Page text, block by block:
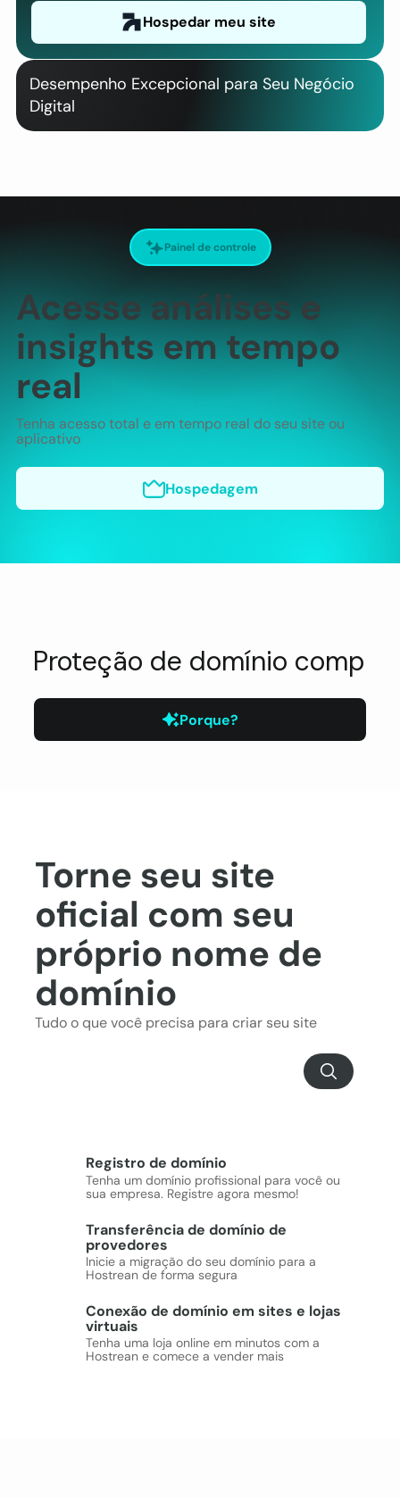
Hospedar meu site
Desempenho Excepcional para Seu Negócio
Digital
Painel de controle
Acesse análises e
insights em tempo
real
Tenha acesso total e em tempo real do seu site ou
aplicativo
Hospedagem
Registro de domínio
Tenha um domínio profissional para você ou
sua empresa. Registre agora mesmo!
Transferência de domínio de
provedores
Inicie a migração do seu domínio para a
Hostrean de forma segura
Conexão de domínio em sites e lojas
virtuais
Tenha uma loja online em minutos com a
Hostrean e comece a vender mais
Torne seu site
oficial com seu
próprio nome de
domínio
Tudo o que você precisa para criar seu site
Porque?